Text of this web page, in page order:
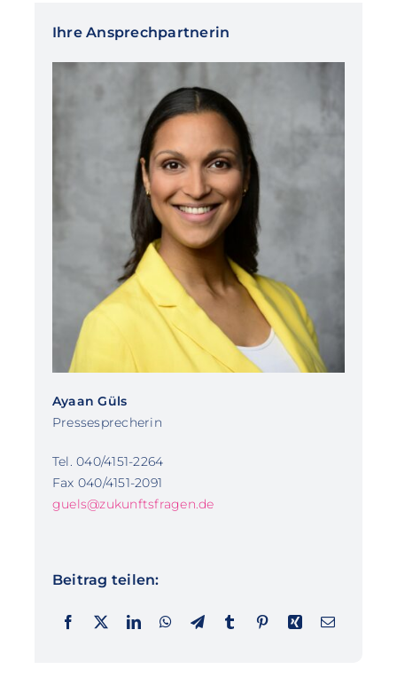
Ihre Ansprechpartnerin
Ayaan Güls
Pressesprecherin
Tel. 040/4151-2264
Fax 040/4151-2091
guels@zukunftsfragen.de
Beitrag teilen: